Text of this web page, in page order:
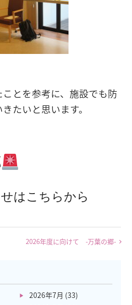
とを参考に、施設でも防
たいと思います。
はこちらから
2026年度に向けて -万葉の郷-
2026年7月 (33)